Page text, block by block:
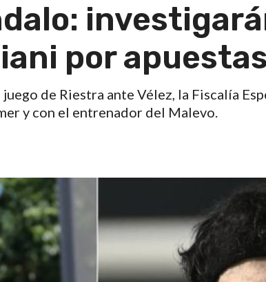
por
de Riestra ante Vélez, la Fiscalía
y con el entrenador del Malevo.